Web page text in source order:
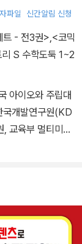
파일 신간알림 신청
트 - 전3권>,<코믹
S 수학도둑 1~2
아이오와 주립대
국개발연구원(KD
의 수학 콘텐츠